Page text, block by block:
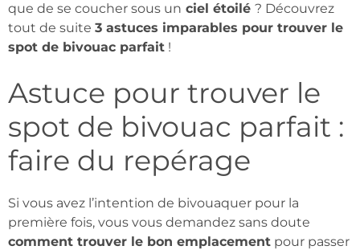
que de se coucher sous un ciel étoilé ? Découvrez
tout de suite 3 astuces imparables pour trouver le
spot de bivouac parfait !
Astuce pour trouver le
spot de bivouac parfait :
faire du repérage
Si vous avez l’intention de bivouaquer pour la
première fois, vous vous demandez sans doute
comment trouver le bon emplacement pour passer